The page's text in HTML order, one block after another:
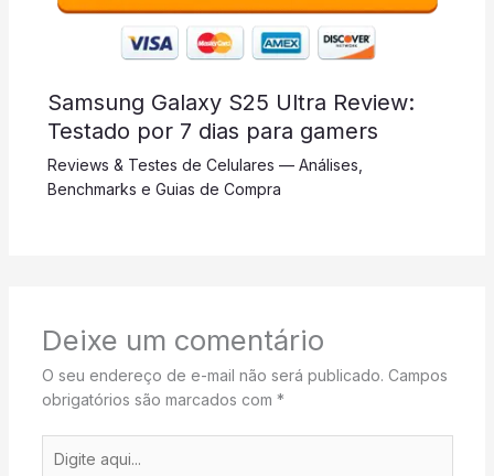
Samsung Galaxy S25 Ultra Review:
Testado por 7 dias para gamers
Reviews & Testes de Celulares — Análises,
Benchmarks e Guias de Compra
Deixe um comentário
O seu endereço de e-mail não será publicado. Campos
obrigatórios são marcados com *
aqui...